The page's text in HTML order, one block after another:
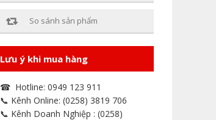
So sánh sản phẩm
Lưu ý khi mua hàng
☎ Hotline: 0949 123 911
📞 Kênh Online: (0258) 3819 706
📞 Kênh Doanh Nghiệp : (0258)